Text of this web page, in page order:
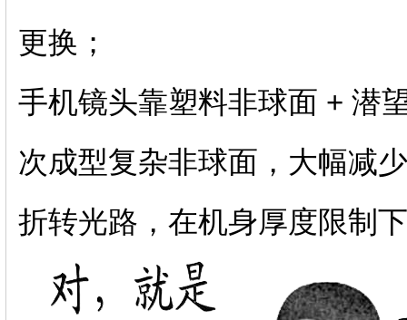
更换；
手机镜头靠塑料非球面 + 潜
次成型复杂非球面，大幅减
折转光路，在机身厚度限制